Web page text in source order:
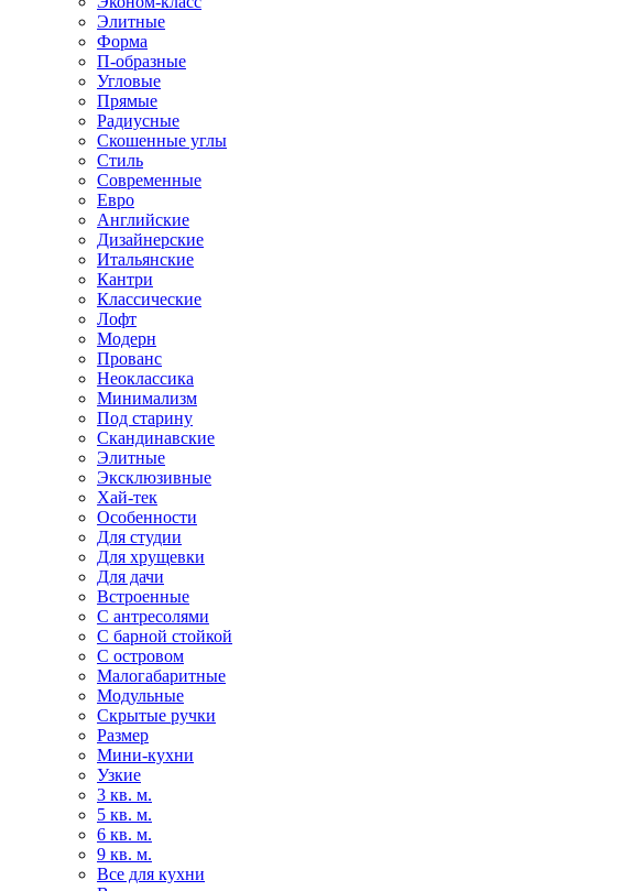
Элитные
Форма
П-образные
Угловые
Прямые
Радиусные
Скошенные углы
Стиль
Современные
Евро
Английские
Дизайнерские
Итальянские
Кантри
Классические
Лофт
Модерн
Прованс
Неоклассика
Минимализм
Под старину
Скандинавские
Элитные
Эксклюзивные
Хай-тек
Особенности
Для студии
Для хрущевки
Для дачи
Встроенные
С антресолями
С барной стойкой
С островом
Малогабаритные
Модульные
Скрытые ручки
Размер
Мини-кухни
Узкие
3 кв. м.
5 кв. м.
6 кв. м.
9 кв. м.
Все для кухни